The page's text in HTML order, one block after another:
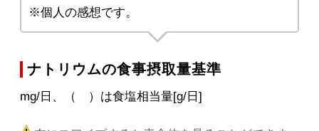
※個人の感想です。
ナトリウムの食事摂取量基準
mg/日、（ ）は食塩相当量[g/日]